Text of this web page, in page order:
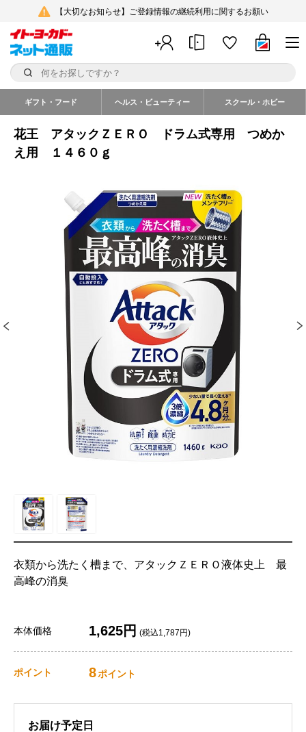
【大切なお知らせ】ご登録情報の継続利用に関するお願い
ギフト・フード ヘルス・ビューティー スクール・ホビー
花王 アタックＺＥＲＯ ドラム式専用 つめか
え用 １４６０ｇ
衣類から洗たく槽まで、アタックＺＥＲＯ液体史上 最
高峰の消臭
本体価格 1,625円 (税込1,787円)
ポイント 8ポイント
お届け予定日